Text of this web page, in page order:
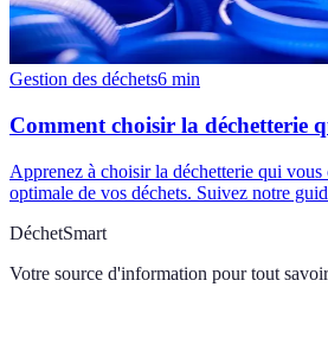
Gestion des déchets6 min
Comment choisir la déchetterie
Apprenez à choisir la déchetterie qui
optimale de vos déchets. Suivez notre
DéchetSmart
Votre source d'information pour tout